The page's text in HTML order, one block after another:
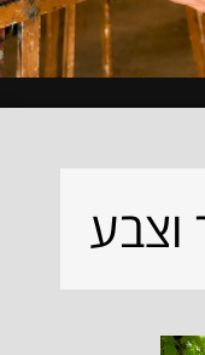
וצבע